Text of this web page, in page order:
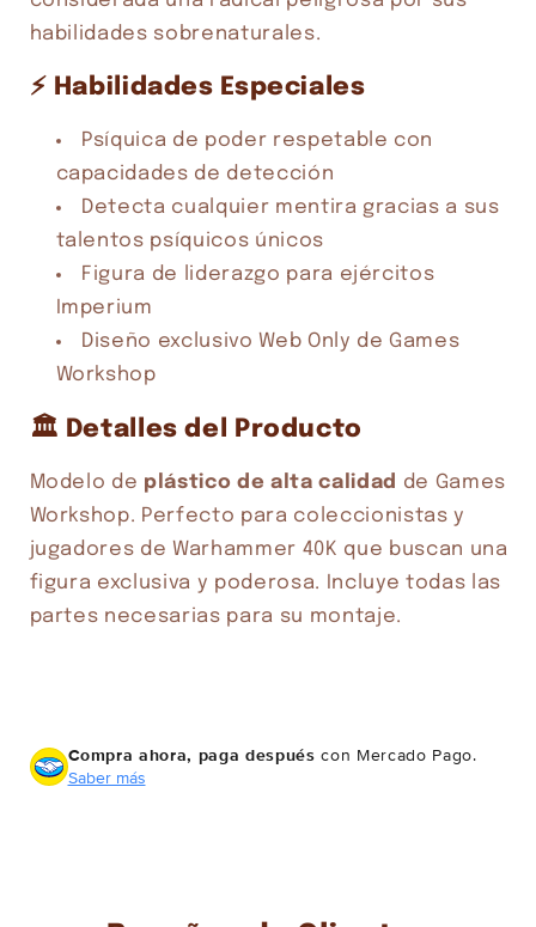
habilidades sobrenaturales.
⚡ Habilidades Especiales
Psíquica de poder respetable con
capacidades de detección
Detecta cualquier mentira gracias a sus
talentos psíquicos únicos
Figura de liderazgo para ejércitos
Imperium
Diseño exclusivo Web Only de Games
Workshop
🏛️ Detalles del Producto
Modelo de plástico de alta calidad de Games
Workshop. Perfecto para coleccionistas y
jugadores de Warhammer 40K que buscan una
figura exclusiva y poderosa. Incluye todas las
partes necesarias para su montaje.
Compra ahora, paga después con Mercado Pago.
Saber más
la cantidad de mesesy confirma.
3 Paga mes a mescon saldo disponible,
¿Tienes dudas? Consulta nuestraAyuda.